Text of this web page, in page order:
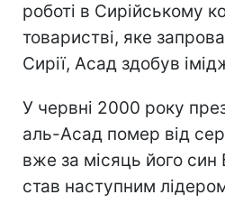
роботі в Сирійському
товаристві, яке
Сирії, Асад здобув
У червні 2000 року
аль-Асад помер від
вже за місяць його
став наступним